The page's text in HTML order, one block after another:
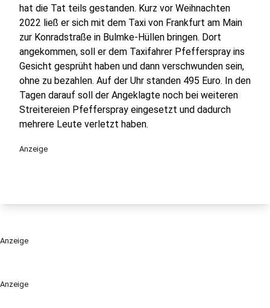
Anzeige
hat die Tat teils gestanden. Kurz vor Weihnachten
2022 ließ er sich mit dem Taxi von Frankfurt am Main
zur Konradstraße in Bulmke-Hüllen bringen. Dort
angekommen, soll er dem Taxifahrer Pfefferspray ins
Gesicht gesprüht haben und dann verschwunden sein,
ohne zu bezahlen. Auf der Uhr standen 495 Euro. In den
Tagen darauf soll der Angeklagte noch bei weiteren
Streitereien Pfefferspray eingesetzt und dadurch
mehrere Leute verletzt haben.
Anzeige
Anzeige